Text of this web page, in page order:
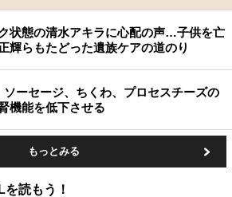
状態の清水アキラに心配の声…子供を亡
輝らもたどった遺族ケアの道のり
ソーセージ、ちくわ、プロセスチーズの
機能を低下させる
もっとみる
読もう！